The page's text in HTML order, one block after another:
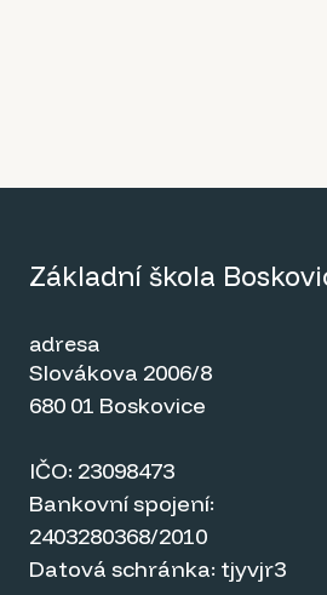
Základní škola
adresa
Slovákova 2006/8
680 01 Boskovice
IČO: 23098473
Bankovní spojení:
2403280368/2010
Datová schránka: tjyvjr3